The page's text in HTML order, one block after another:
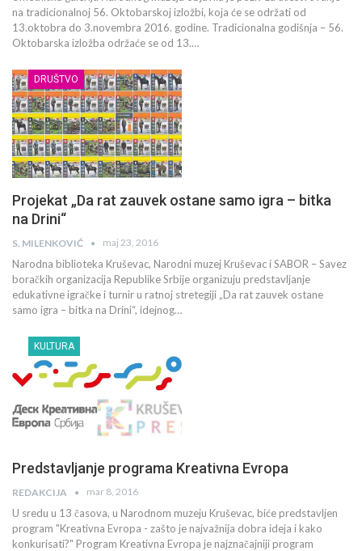
na tradicionalnoj 56. Oktobarskoj izložbi, koja će se održati od
13.oktobra do 3.novembra 2016. godine. Tradicionalna godišnja – 56.
Oktobarska izložba održaće se od 13.…
DRUŠTVO
Projekat „Da rat zauvek ostane samo igra – bitka
na Drini“
S. MILENKOVIĆ maj 23, 2016
Narodna biblioteka Kruševac, Narodni muzej Kruševac i SABOR – Savez
boračkih organizacija Republike Srbije organizuju predstavljanje
edukativne igračke i turnir u ratnoj stretegiji „Da rat zauvek ostane
samo igra – bitka na Drini“, idejnog…
KULTURA
Predstavljanje programa Kreativna Evropa
REDAKCIJA mar 8, 2016
U sredu u 13 časova, u Narodnom muzeju Kruševac, biće predstavljen
program "Kreativna Evropa - zašto je najvažnija dobra ideja i kako
konkurisati?" Program Kreativna Evropa je najznačajniji program